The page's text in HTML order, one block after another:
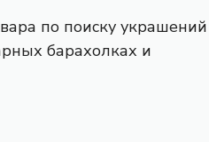
по поиску украшений
барахолках и